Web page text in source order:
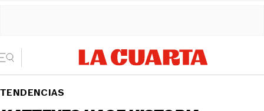
TENDENCIAS